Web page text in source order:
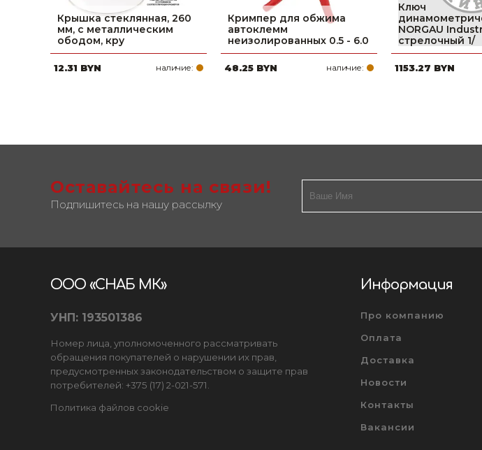
Крышка стеклянная, 260
мм, с металлическим
ободом, кру
12.31 BYN наличие:
Кримпер для обжима
автоклемм
неизолированных 0.5 - 6.0
48.25 BYN наличие:
Ключ
NORGAU
стрелочный 1/
1153.27 BYN
Оставайтесь на связи!
Подпишитесь на нашу рассылку
ООО «СНАБ МК»
УНП: 193501386
Номер лица, уполномоченного рассматривать
обращения покупателей о нарушении их прав,
предусмотренных законодательством о защите прав
потребителей: +375 (17) 2-021-571.
Политика файлов cookie
Информация
Про компанию
Оплата
Доставка
Новости
Контакты
Вакансии